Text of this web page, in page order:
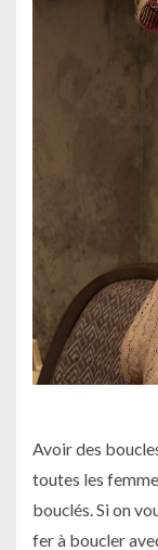
Avoir des
toutes les
bouclés. Si on
fer à boucler